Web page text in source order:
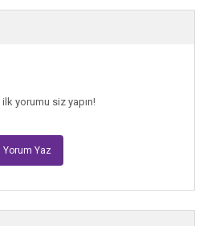
yorumu siz yapın!
Yorum Yaz